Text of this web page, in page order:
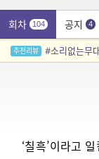
회차 104 공지 4
추천리뷰 #소리없는무
‘칠흑’이라고